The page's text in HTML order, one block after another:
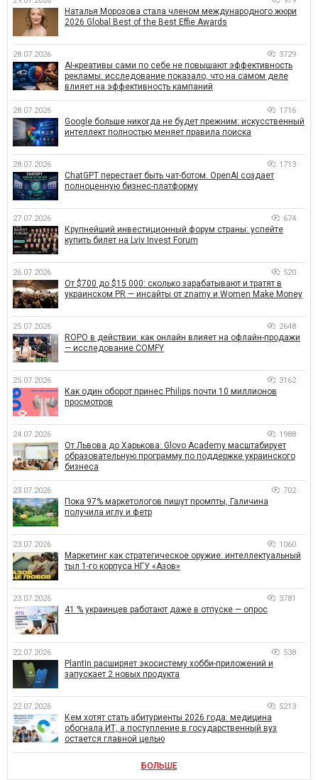
Наталья Морозова стала членом международного жюри
2026 Global Best of the Best Effie Awards
28.07.2026 3729
AI-креативы сами по себе не повышают эффективность
рекламы: исследование показало, что на самом деле
влияет на эффективность кампаний
28.07.2026 1716
Google больше никогда не будет прежним: искусственный
интеллект полностью меняет правила поиска
28.07.2026 1713
ChatGPT перестает быть чат-ботом. OpenAI создает
полноценную бизнес-платформу
27.07.2026 674
Крупнейший инвестиционный форум страны: успейте
купить билет на Lviv Invest Forum
26.07.2026 520
От $700 до $15 000: сколько зарабатывают и тратят в
украинском PR — инсайты от znamy и Women Make Money
25.07.2026 2648
ROPO в действии: как онлайн влияет на офлайн-продажи
— исследование COMFY
25.07.2026 3162
Как один оборот принес Philips почти 10 миллионов
просмотров
24.07.2026 1988
От Львова до Харькова: Glovo Academy масштабирует
образовательную программу по поддержке украинского
бизнеса
23.07.2026 702
Пока 97% маркетологов пишут промпты, Галичина
получила иглу и фетр
23.07.2026 1060
Маркетинг как стратегическое оружие: интеллектуальный
тыл 1-го корпуса НГУ «Азов»
23.07.2026 3781
41 % украинцев работают даже в отпуске — опрос
22.07.2026 538
PlantIn расширяет экосистему хобби-приложений и
запускает 2 новых продукта
22.07.2026 5213
Кем хотят стать абитуриенты 2026 года: медицина
обогнала ИТ, а поступление в государственный вуз
остается главной целью
БОЛЬШЕ